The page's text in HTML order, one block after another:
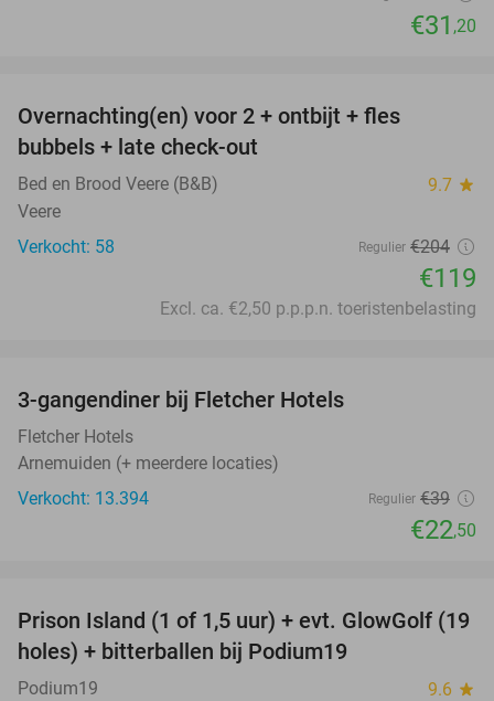
€31 ,20
Overnachting(en) voor 2 + ontbijt + fles
bubbels + late check-out
Bed en Brood Veere (B&B) 9.7 star
Veere
Verkocht: 58
Regulier €204
€119
Excl. ca. €2,50 p.p.p.n. toeristenbelasting
3-gangendiner bij Fletcher Hotels
Fletcher Hotels
Arnemuiden (+ meerdere locaties)
Verkocht: 13.394
Regulier €39
€22,50
36%
Prison Island (1 of 1,5 uur) + evt. GlowGolf (19
holes) + bitterballen bij Podium19
Podium19 9.6 star